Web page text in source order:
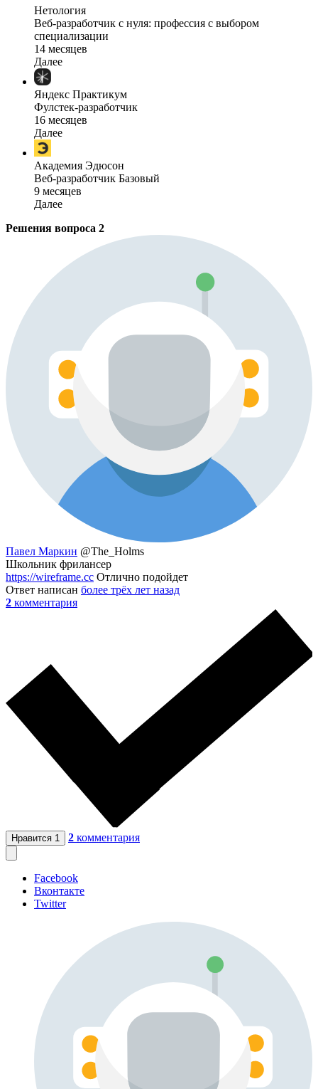
Нетология
Веб-разработчик с нуля: профессия с выбором
специализации
14 месяцев
Далее
Яндекс Практикум
Фулстек-разработчик
16 месяцев
Далее
Академия Эдюсон
Веб-разработчик Базовый
9 месяцев
Далее
Решения вопроса 2
Павел Маркин @The_Holms
Школьник фрилансер
https://wireframe.cc Отлично подойдет
Ответ написан более трёх лет назад
2 комментария
Нравится 1 2 комментария
Facebook
Вконтакте
Twitter